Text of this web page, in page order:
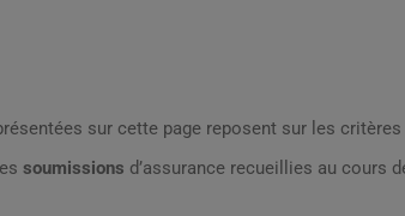
sur cette page reposent sur les
soumissions d’assurance recueillies au cours